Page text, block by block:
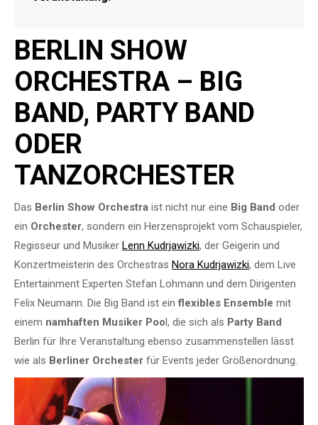
BERLIN SHOW
ORCHESTRA – BIG
BAND, PARTY BAND
ODER
TANZORCHESTER
Das Berlin Show Orchestra ist nicht nur eine Big Band oder
ein Orchester, sondern ein Herzensprojekt vom Schauspieler,
Regisseur und Musiker Lenn Kudrjawizki, der Geigerin und
Konzertmeisterin des Orchestras Nora Kudrjawizki, dem Live
Entertainment Experten Stefan Lohmann und dem Dirigenten
Felix Neumann. Die Big Band ist einflexibles Ensemble mit
einem namhaften Musiker Pool, die sich als Party Band
Berlin für Ihre Veranstaltung ebenso zusammenstellen lässt
wie als Berliner Orchester für Events jeder Größenordnung.